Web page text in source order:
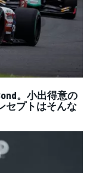
。小出得意の
セプトはそんな